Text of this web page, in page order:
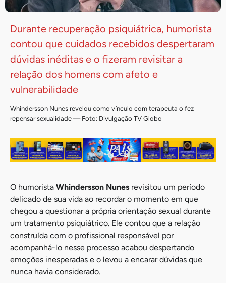
Durante recuperação psiquiátrica, humorista
contou que cuidados recebidos despertaram
dúvidas inéditas e o fizeram revisitar a
relação dos homens com afeto e
vulnerabilidade
Whindersson Nunes revelou como vínculo com terapeuta o fez
repensar sexualidade — Foto: Divulgação TV Globo
O humorista Whindersson Nunes revisitou um período
delicado de sua vida ao recordar o momento em que
chegou a questionar a própria orientação sexual durante
um tratamento psiquiátrico. Ele contou que a relação
construída com o profissional responsável por
acompanhá-lo nesse processo acabou despertando
emoções inesperadas e o levou a encarar dúvidas que
nunca havia considerado.